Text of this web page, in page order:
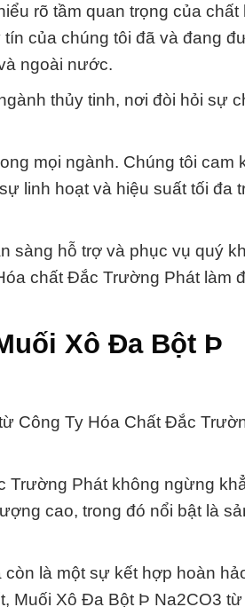
rõ tầm quan trọng của chất
của chúng tôi đã và đang
ngoài nước.
thủy tinh, nơi đòi hỏi sự
mọi ngành. Chúng tôi cam
linh hoạt và hiệu suất tối đa
sàng hỗ trợ và phục vụ quý
chất Đắc Trường Phát làm
Xô Đa Bột Þ
Công Ty Hóa Chất Đắc
Trường Phát không ngừng
cao, trong đó nổi bật là
là một sự kết hợp hoàn
Muối Xô Đa Bột Þ Na2CO3